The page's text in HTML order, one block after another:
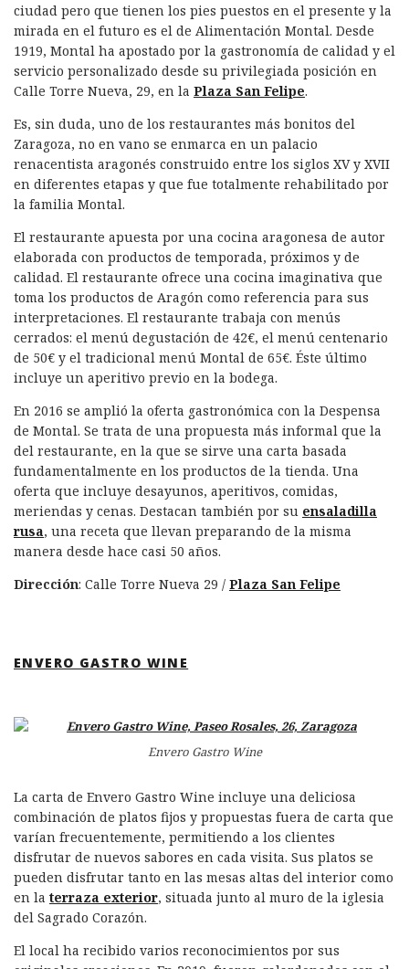
ciudad pero que tienen los pies puestos en el presente y la
mirada en el futuro es el de Alimentación Montal. Desde
1919, Montal ha apostado por la gastronomía de calidad y el
servicio personalizado desde su privilegiada posición en
Calle Torre Nueva, 29, en la Plaza San Felipe.
Es, sin duda, uno de los restaurantes más bonitos del
Zaragoza, no en vano se enmarca en un palacio
renacentista aragonés construido entre los siglos XV y XVII
en diferentes etapas y que fue totalmente rehabilitado por
la familia Montal.
El restaurante apuesta por una cocina aragonesa de autor
elaborada con productos de temporada, próximos y de
calidad. El restaurante ofrece una cocina imaginativa que
toma los productos de Aragón como referencia para sus
interpretaciones. El restaurante trabaja con menús
cerrados: el menú degustación de 42€, el menú centenario
de 50€ y el tradicional menú Montal de 65€. Éste último
incluye un aperitivo previo en la bodega.
En 2016 se amplió la oferta gastronómica con la Despensa
de Montal. Se trata de una propuesta más informal que la
del restaurante, en la que se sirve una carta basada
fundamentalmente en los productos de la tienda. Una
oferta que incluye desayunos, aperitivos, comidas,
meriendas y cenas. Destacan también por su ensaladilla
rusa, una receta que llevan preparando de la misma
manera desde hace casi 50 años.
Dirección: Calle Torre Nueva 29 / Plaza San Felipe
ENVERO GASTRO WINE
Envero Gastro Wine
La carta de Envero Gastro Wine incluye una deliciosa
combinación de platos fijos y propuestas fuera de carta que
varían frecuentemente, permitiendo a los clientes
disfrutar de nuevos sabores en cada visita. Sus platos se
pueden disfrutar tanto en las mesas altas del interior como
en la terraza exterior, situada junto al muro de la iglesia
del Sagrado Corazón.
El local ha recibido varios reconocimientos por sus